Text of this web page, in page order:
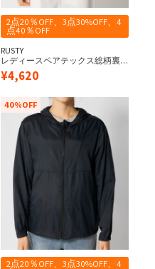
2点20％OFF、3点30%OFF、4
点40％OFF
RUSTY
レディースペアテックス総柄裏
使いラッシュ《シワになりにく
い・軽量速乾・UPF50+≫
¥4,620
2点20％OFF、3点30%OFF、4
40%OFF